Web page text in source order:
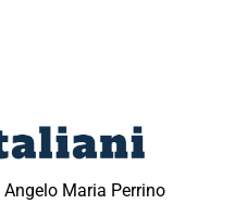
Maria Perrino